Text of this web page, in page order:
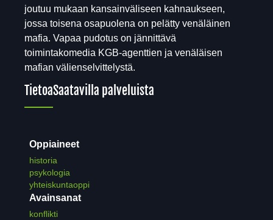
joutuu mukaan kansainväliseen kahnaukseen,
jossa toisena osapuolena on pelätty venäläinen
mafia. Vapaa pudotus on jännittävä
toimintakomedia KGB-agenttien ja venäläisen
mafian välienselvittelystä.
TietoaSaatavilla palveluista
Oppiaineet
historia
psykologia
yhteiskuntaoppi
Avainsanat
konflikti